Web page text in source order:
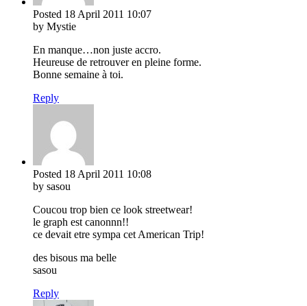
Posted 18 April 2011 10:07
by Mystie
En manque…non juste accro.
Heureuse de retrouver en pleine forme.
Bonne semaine à toi.
Reply
Posted 18 April 2011 10:08
by sasou
Coucou trop bien ce look streetwear!
le graph est canonnn!!
ce devait etre sympa cet American Trip!
des bisous ma belle
sasou
Reply